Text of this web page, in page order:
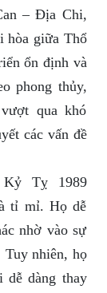
– Địa Chi,
hòa giữa Thổ
ổn định và
phong thủy,
qua khó
các vấn đề
Tỵ 1989
tỉ mỉ. Họ dễ
nhờ vào sự
Tuy nhiên, họ
dễ dàng thay